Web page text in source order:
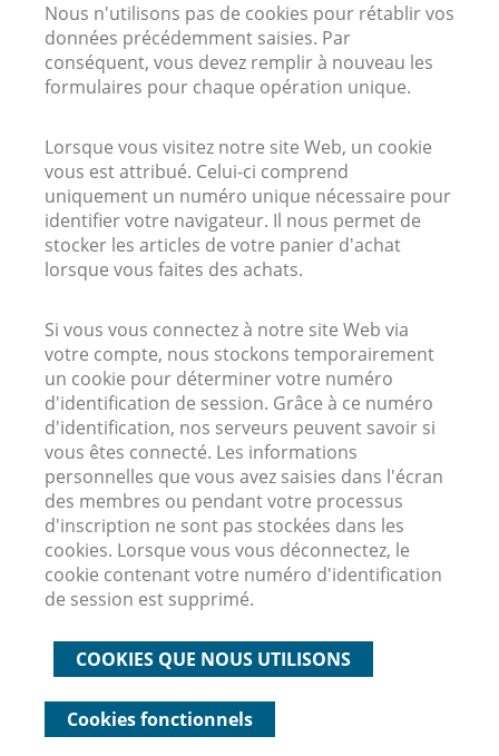
Nous n'utilisons pas de cookies pour rétablir vos
données précédemment saisies. Par
conséquent, vous devez remplir à nouveau les
formulaires pour chaque opération unique.
Lorsque vous visitez notre site Web, un cookie
vous est attribué. Celui-ci comprend
uniquement un numéro unique nécessaire pour
identifier votre navigateur. Il nous permet de
stocker les articles de votre panier d'achat
lorsque vous faites des achats.
Si vous vous connectez à notre site Web via
votre compte, nous stockons temporairement
un cookie pour déterminer votre numéro
d'identification de session. Grâce à ce numéro
d'identification, nos serveurs peuvent savoir si
vous êtes connecté. Les informations
personnelles que vous avez saisies dans l'écran
des membres ou pendant votre processus
d'inscription ne sont pas stockées dans les
cookies. Lorsque vous vous déconnectez, le
cookie contenant votre numéro d'identification
de session est supprimé.
COOKIES QUE NOUS UTILISONS
Cookies fonctionnels